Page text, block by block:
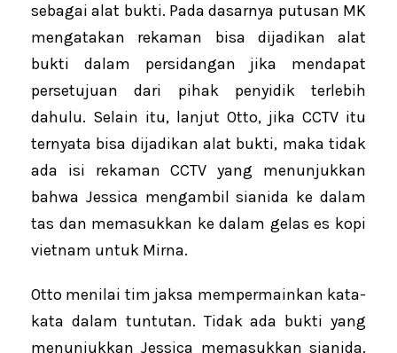
sebagai alat bukti. Pada dasarnya putusan MK
mengatakan rekaman bisa dijadikan alat
bukti dalam persidangan jika mendapat
persetujuan dari pihak penyidik terlebih
dahulu. Selain itu, lanjut Otto, jika CCTV itu
ternyata bisa dijadikan alat bukti, maka tidak
ada isi rekaman CCTV yang menunjukkan
bahwa Jessica mengambil sianida ke dalam
tas dan memasukkan ke dalam gelas es kopi
vietnam untuk Mirna.
Otto menilai tim jaksa mempermainkan kata-
kata dalam tuntutan. Tidak ada bukti yang
menunjukkan Jessica memasukkan sianida.